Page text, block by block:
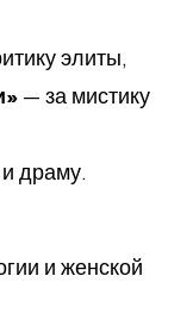
элиты,
— за мистику
драму.
и женской